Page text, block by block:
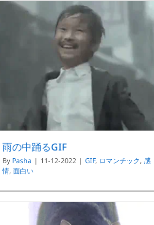
雨の中踊るGIF
By Pasha | 11-12-2022 | GIF, ロマンチック, 感
情, 面白い